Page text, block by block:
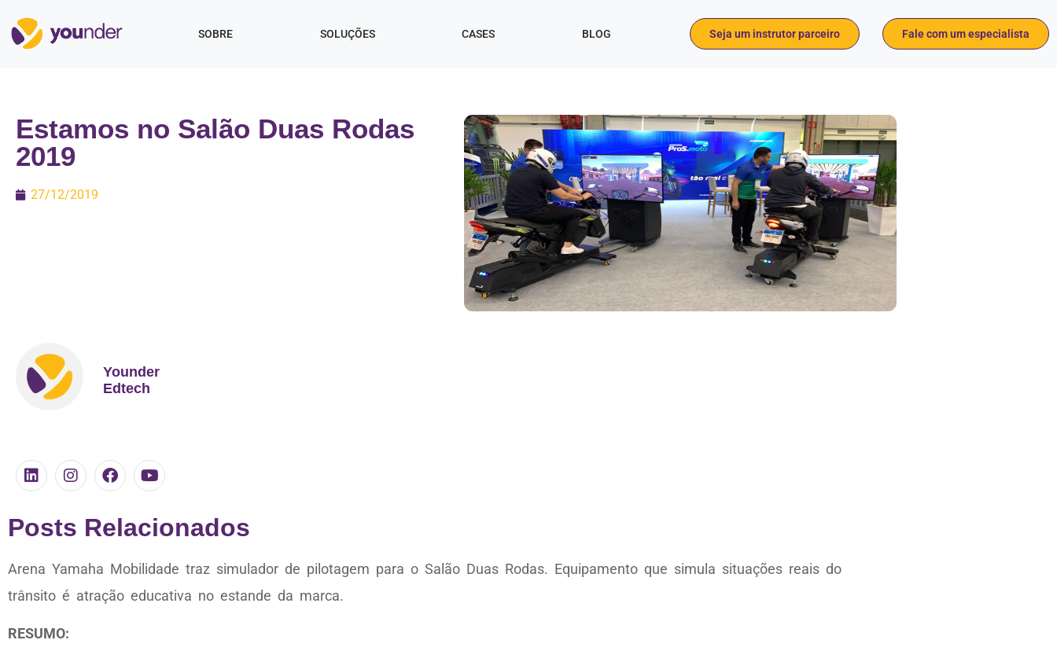
SOBRE SOLUÇÕES CASES BLOG Seja um instrutor parceiro Fale com um especialista
Estamos no Salão Duas Rodas
2019
27/12/2019
Younder
Edtech
Posts Relacionados
Arena Yamaha Mobilidade traz simulador de pilotagem para o Salão Duas Rodas. Equipamento que simula situações reais do
trânsito é atração educativa no estande da marca.
RESUMO: